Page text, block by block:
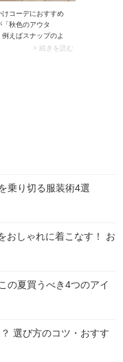
けコーデにおすすめ
「秋色のアウタ
例えばスナップのよ
ラウンやチャコール
> 続きを読む
乗り切る服装術4選
おしゃれに着こなす！ お
の夏買うべき4つのアイ
選び方のコツ・おすす